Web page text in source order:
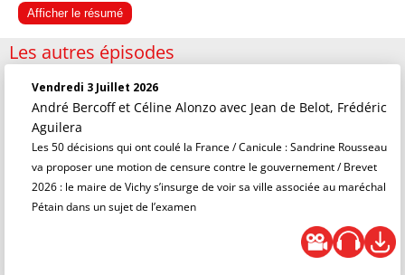
Afficher le résumé
Les autres épisodes
Vendredi 3 Juillet 2026
André Bercoff et Céline Alonzo avec Jean de Belot, Frédéric
Aguilera
Les 50 décisions qui ont coulé la France / Canicule : Sandrine Rousseau
va proposer une motion de censure contre le gouvernement / Brevet
2026 : le maire de Vichy s’insurge de voir sa ville associée au maréchal
Pétain dans un sujet de l’examen